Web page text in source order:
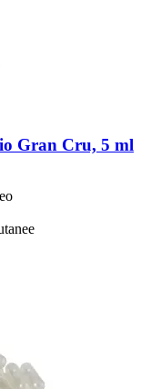
Gran Cru, 5 ml